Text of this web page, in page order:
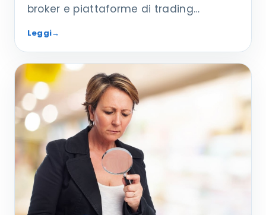
broker e piattaforme di trading…
Leggi→